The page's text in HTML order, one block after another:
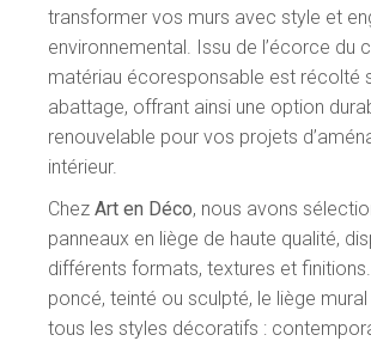
transformer vos murs avec style et
environnemental. Issu de l’écorce du
matériau écoresponsable est récolté
abattage, offrant ainsi une option
renouvelable pour vos projets
intérieur.
ChezArt en Déco, nous avons
panneaux en liège de haute qualité,
différents formats, textures et finitions.
poncé, teinté ou sculpté, le liège mural
tous les styles décoratifs :